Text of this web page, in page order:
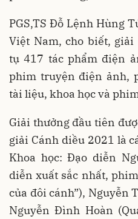
PGS,TS Đỗ Lệnh Hùng
Việt Nam, cho biết, giải
tụ 417 tác phẩm điện
phim truyện điện ảnh,
tài liệu, khoa học và
Giải thưởng đầu tiên
giải Cánh diều 2021 là
Khoa học: Đạo diễn
diễn xuất sắc nhất,
của đôi cánh”), Nguyễn
Nguyễn Đình Hoàn